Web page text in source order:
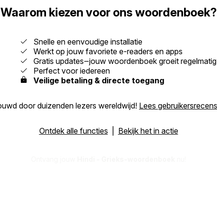
Waarom kiezen voor ons woordenboek?
Snelle en eenvoudige installatie
Werkt op jouw favoriete e-readers en apps
Gratis updates‒jouw woordenboek groeit regelmatig
Perfect voor iedereen
Veilige betaling & directe toegang
door duizenden lezers wereldwijd! Lees
Ontdek alle functies Bekijk het in actie